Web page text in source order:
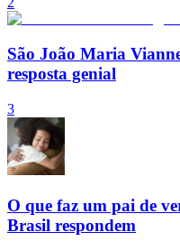
São João Maria
resposta genial
3
O que faz um pai de
Brasil respondem